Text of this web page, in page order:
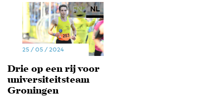
EN NL
25 / 05 / 2024
Drie op een rij voor
universiteitsteam
Groningen